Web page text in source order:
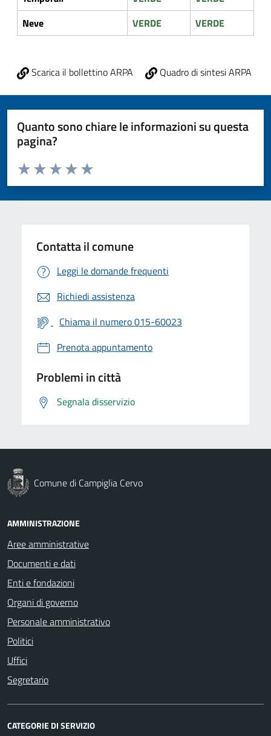
Neve
VERDE VERDE
Scarica il bollettino ARPA Quadro di sintesi ARPA
Quanto sono chiare le informazioni su questa
pagina?
Valuta da 1 a 5 stelle la pagina
Valuta 5 stelle su 5
Valuta 4 stelle su 5
Valuta 3 stelle su 5
Valuta 2 stelle su 5
Valuta 1 stelle su 5
Contatta il comune
Leggi le domande frequenti
Richiedi assistenza
Chiama il numero 015-60023
Prenota appuntamento
Problemi in città
Segnala disservizio
Comune di Campiglia Cervo
AMMINISTRAZIONE
Aree amministrative
Documenti e dati
Enti e fondazioni
Organi di governo
Personale amministrativo
Politici
Uffici
Segretario
CATEGORIE DI SERVIZIO